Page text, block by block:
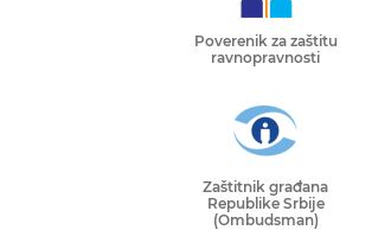
Poverenik za zaštitu
ravnopravnosti
Zaštitnik građana
Republike Srbije
(Ombudsman)